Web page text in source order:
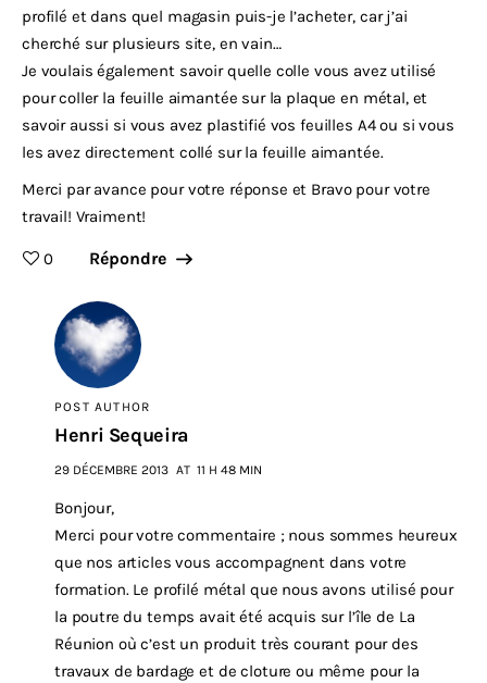
profilé et dans quel magasin puis-je l’acheter, car j’ai
cherché sur plusieurs site, en vain…
Je voulais également savoir quelle colle vous avez utilisé
pour coller la feuille aimantée sur la plaque en métal, et
savoir aussi si vous avez plastifié vos feuilles A4 ou si vous
les avez directement collé sur la feuille aimantée.
Merci par avance pour votre réponse et Bravo pour votre
travail! Vraiment!
0 Répondre
POST AUTHOR
Henri Sequeira
29 DÉCEMBRE 2013 AT 11 H 48 MIN
Bonjour,
Merci pour votre commentaire ; nous sommes heureux
que nos articles vous accompagnent dans votre
formation. Le profilé métal que nous avons utilisé pour
la poutre du temps avait été acquis sur l’île de La
Réunion où c’est un produit très courant pour des
travaux de bardage et de cloture ou même pour la